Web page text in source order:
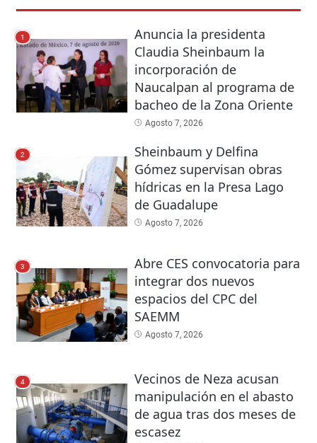
1
Anuncia la presidenta
Claudia Sheinbaum la
incorporación de
Naucalpan al programa de
bacheo de la Zona Oriente
Agosto 7, 2026
2
Sheinbaum y Delfina
Gómez supervisan obras
hídricas en la Presa Lago
de Guadalupe
Agosto 7, 2026
3
Abre CES convocatoria para
integrar dos nuevos
espacios del CPC del
SAEMM
Agosto 7, 2026
4
Vecinos de Neza acusan
manipulación en el abasto
de agua tras dos meses de
escasez